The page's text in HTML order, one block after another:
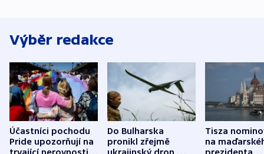
Výběr redakce
Účastníci pochodu
Pride upozorňují na
trvající nerovnosti i
Do Bulharska
pronikl zřejmě
ukrajinský dron,
Tisza
na
prezidenta